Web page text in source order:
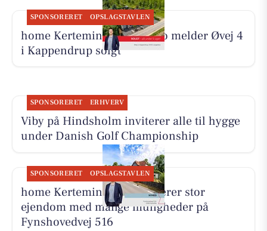
SPONSORERET OPSLAGSTAVLEN
home Kerteminde-Munkebo melder Øvej 4
i Kappendrup solgt
SPONSORERET ERHVERV
Viby på Hindsholm inviterer alle til hygge
under Danish Golf Championship
SPONSORERET OPSLAGSTAVLEN
home Kerteminde præsenterer stor
ejendom med mange muligheder på
Fynshovedvej 516